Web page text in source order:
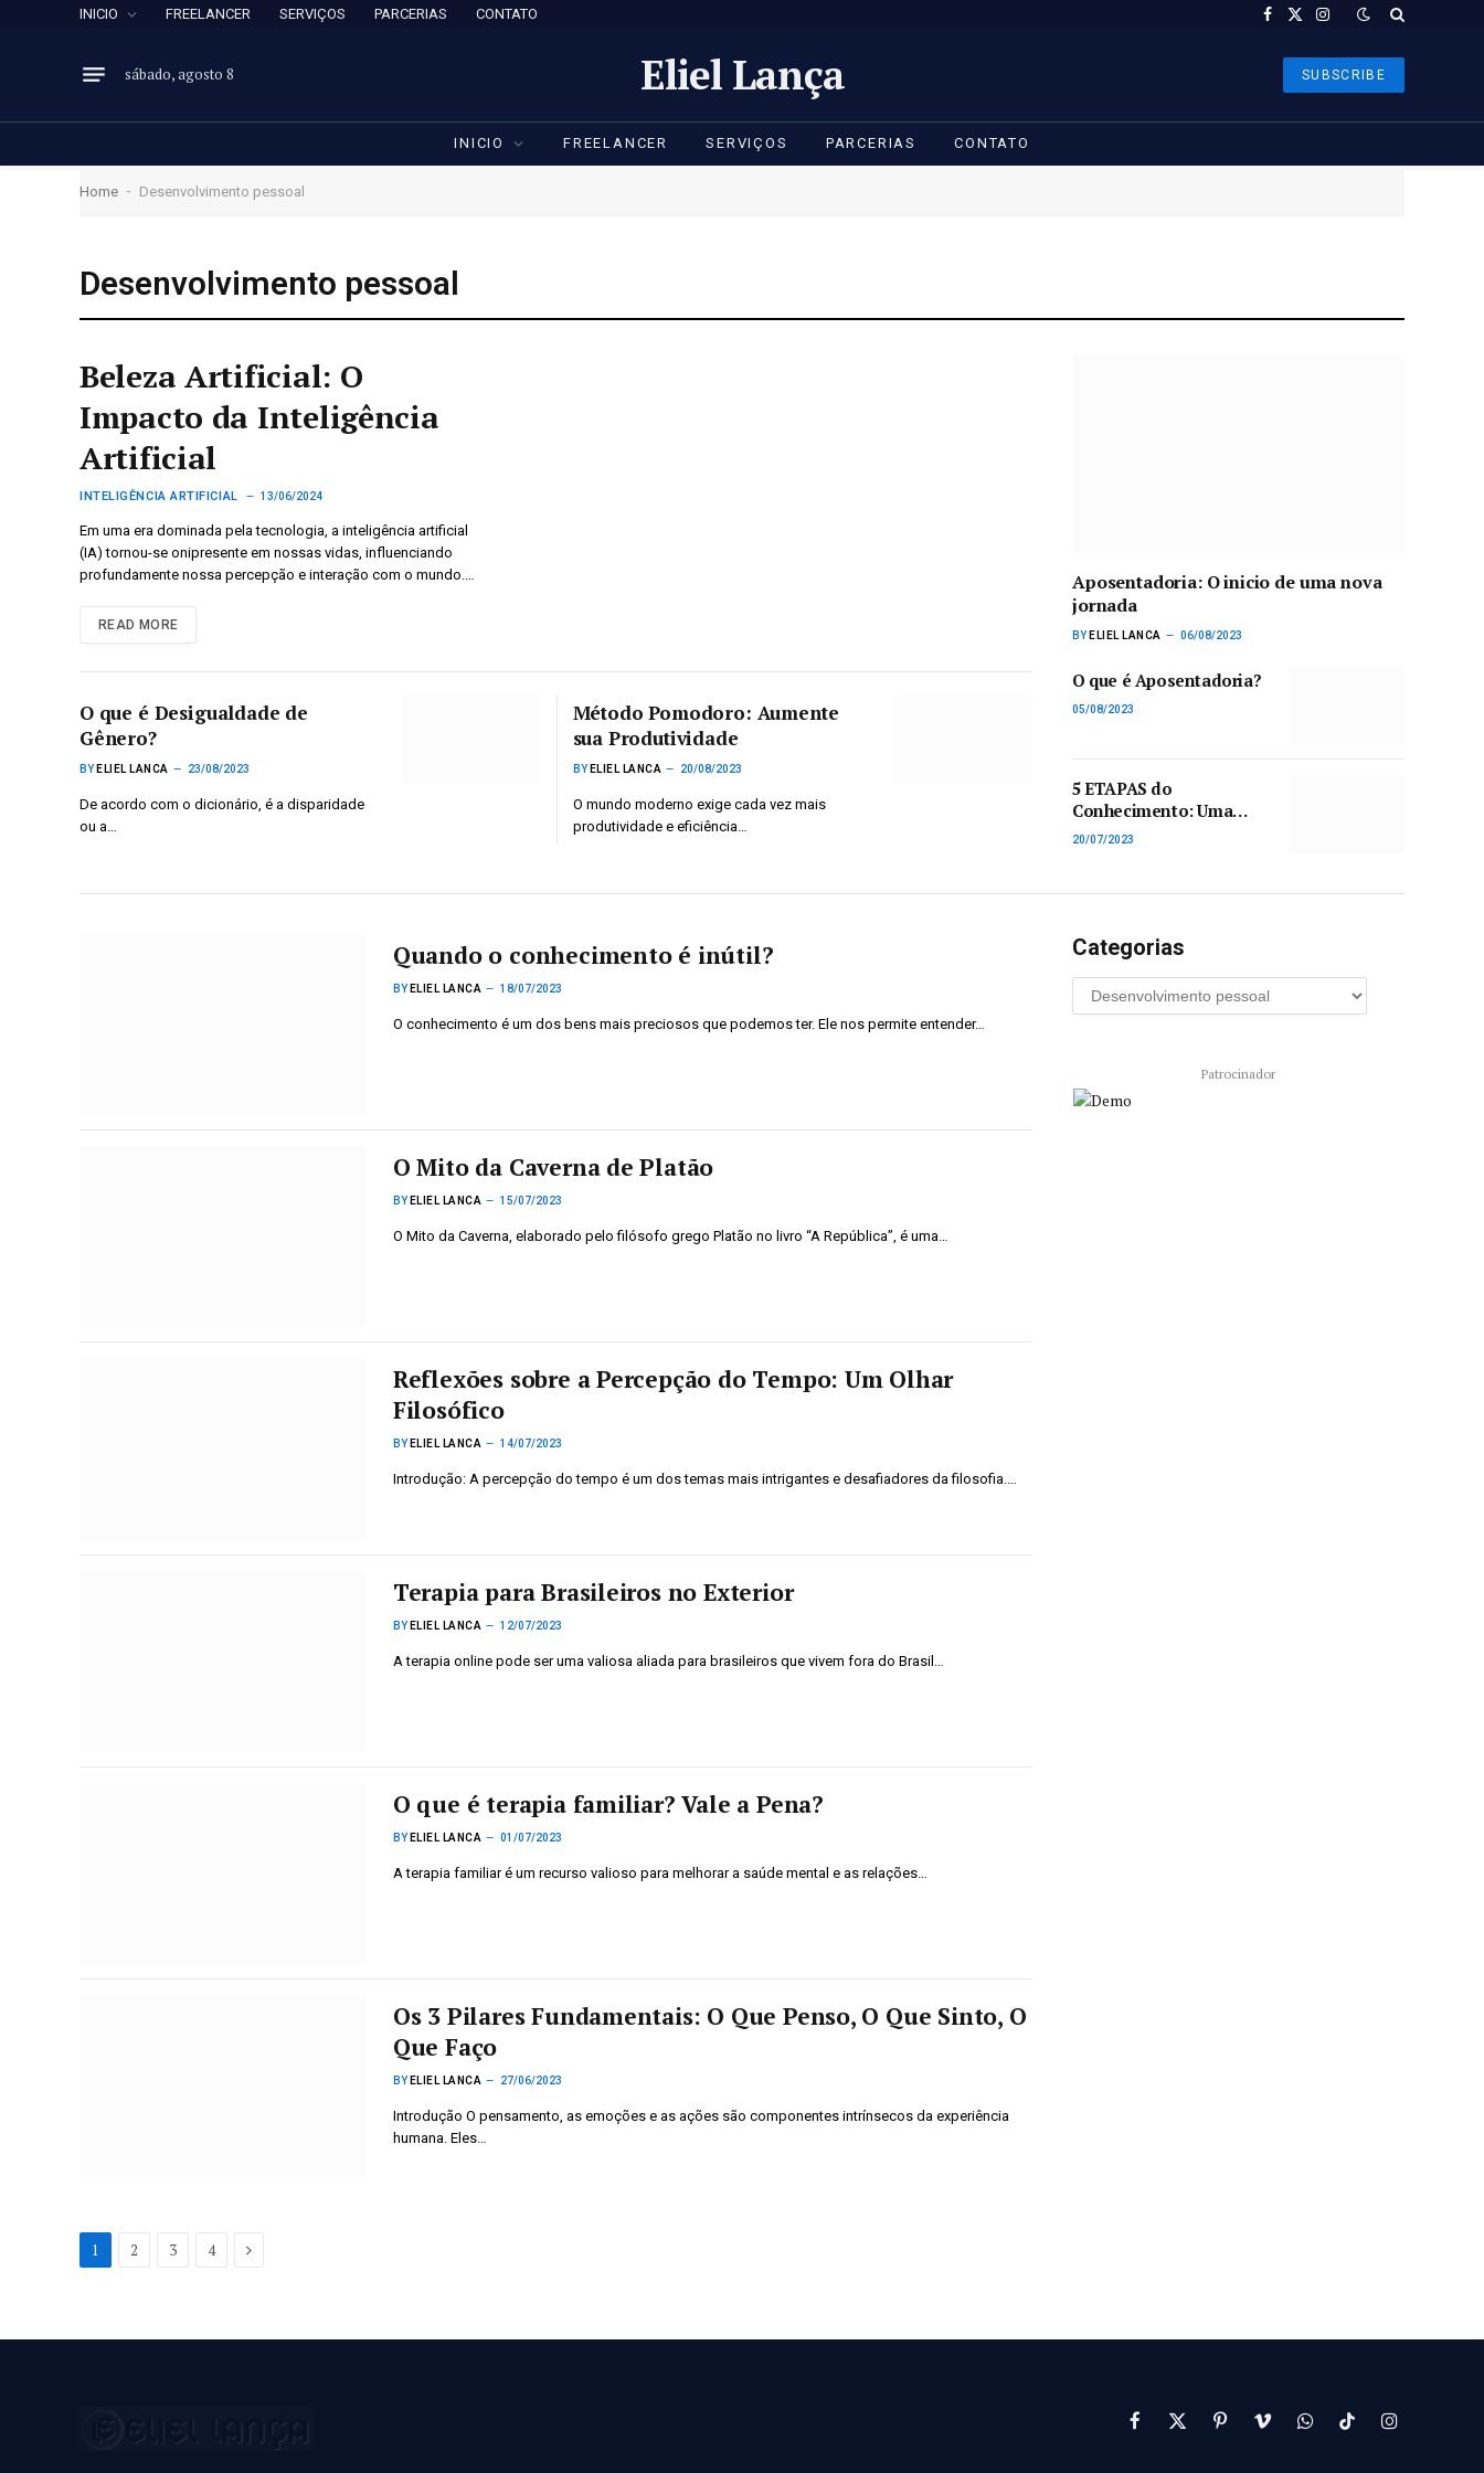
INICIO FREELANCER SERVIÇOS PARCERIAS CONTATO Facebook
X
Instagram
sábado, agosto 8 Eliel Lança SUBSCRIBE
INICIO FREELANCER SERVIÇOS PARCERIAS CONTATO
Home - Desenvolvimento pessoal
Desenvolvimento pessoal
Beleza Artificial: O
Impacto da Inteligência
Artificial
INTELIGÊNCIA ARTIFICIAL 13/06/2024
Em uma era dominada pela tecnologia, a inteligência artificial
(IA) tornou-se onipresente em nossas vidas, influenciando
profundamente nossa percepção e interação com o mundo.…
READ MORE
O que é Desigualdade de
Gênero?
BY ELIEL LANCA 23/08/2023
De acordo com o dicionário, é a disparidade
ou a…
Método Pomodoro: Aumente
sua Produtividade
BY ELIEL LANCA 20/08/2023
O mundo moderno exige cada vez mais
produtividade e eficiência…
Aposentadoria: O inicio de uma nova
jornada
BY ELIEL LANCA 06/08/2023
O que é Aposentadoria?
05/08/2023
5 ETAPAS do
Conhecimento: Uma
Jornada para o Sucesso
20/07/2023
Quando o conhecimento é inútil?
BY ELIEL LANCA 18/07/2023
O conhecimento é um dos bens mais preciosos que podemos ter. Ele nos permite entender…
O Mito da Caverna de Platão
BY ELIEL LANCA 15/07/2023
O Mito da Caverna, elaborado pelo filósofo grego Platão no livro “A República”, é uma…
Reflexões sobre a Percepção do Tempo: Um Olhar
Filosófico
BY ELIEL LANCA 14/07/2023
Introdução: A percepção do tempo é um dos temas mais intrigantes e desafiadores da filosofia.…
Terapia para Brasileiros no Exterior
BY ELIEL LANCA 12/07/2023
A terapia online pode ser uma valiosa aliada para brasileiros que vivem fora do Brasil…
O que é terapia familiar? Vale a Pena?
BY ELIEL LANCA 01/07/2023
A terapia familiar é um recurso valioso para melhorar a saúde mental e as relações…
Os 3 Pilares Fundamentais: O Que Penso, O Que Sinto, O
Que Faço
BY ELIEL LANCA 27/06/2023
Introdução O pensamento, as emoções e as ações são componentes intrínsecos da experiência
humana. Eles…
1 2 3 4 Next
Categorias
Patrocinador
Facebook
X
PinterestVimeoWhatsAppTikTokInstagram